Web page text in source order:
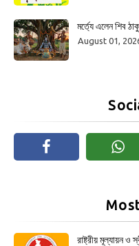
মর্ত্যে এলেন শিব
August 01,
রাষ্ট্রীয় মূল্যায়ন